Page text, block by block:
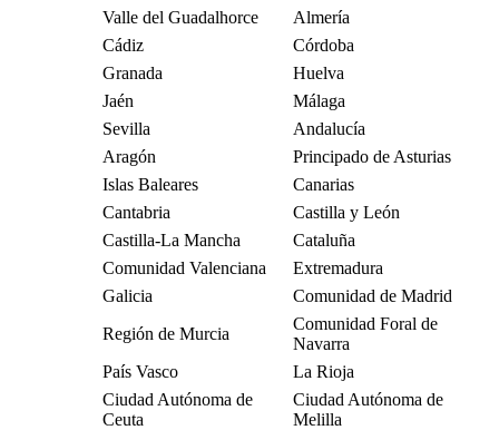
Valle del Guadalhorce
Almería
Cádiz
Córdoba
Granada
Huelva
Jaén
Málaga
Sevilla
Andalucía
Aragón
Principado de Asturias
Islas Baleares
Canarias
Cantabria
Castilla y León
Castilla-La Mancha
Cataluña
Comunidad Valenciana
Extremadura
Galicia
Comunidad de Madrid
Región de Murcia
Comunidad Foral de
Navarra
País Vasco
La Rioja
Ciudad Autónoma de
Ceuta
Ciudad Autónoma de
Melilla